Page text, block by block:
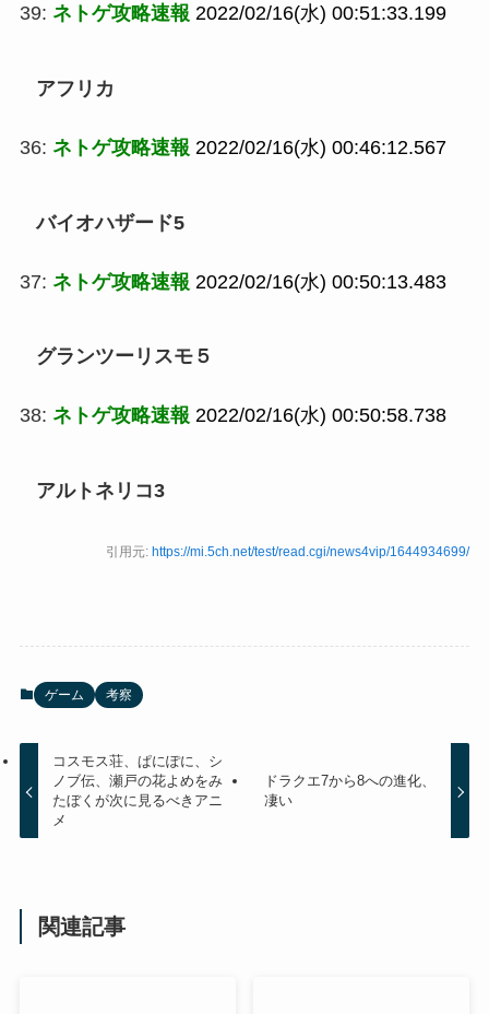
39: ネトゲ攻略速報 2022/02/16(水) 00:51:33.199
アフリカ
36: ネトゲ攻略速報 2022/02/16(水) 00:46:12.567
バイオハザード5
37: ネトゲ攻略速報 2022/02/16(水) 00:50:13.483
グランツーリスモ５
38: ネトゲ攻略速報 2022/02/16(水) 00:50:58.738
アルトネリコ3
引用元: https://mi.5ch.net/test/read.cgi/news4vip/1644934699/
ゲーム 考察
コスモス荘、ぱにぽに、シ
ノブ伝、瀬戸の花よめをみ
たぼくが次に見るべきアニ
メ
ドラクエ7から8への進化、
凄い
関連記事